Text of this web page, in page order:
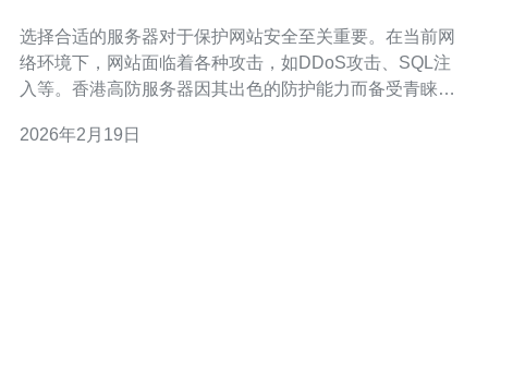
选择合适的服务器对于保护网站安全至关重要。在当前网
络环境下，网站面临着各种攻击，如DDoS攻击、SQL注
入等。香港高防服务器因其出色的防护能力而备受青睐。
操作步骤，帮助您保护网站免受攻击。 香港高防服务器不
2026年2月19日